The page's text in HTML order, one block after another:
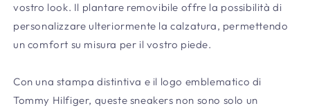
vostro look. Il plantare removibile offre la possibilità di
personalizzare ulteriormente la calzatura, permettendo
un comfort su misura per il vostro piede.
Con una stampa distintiva e il logo emblematico di
Tommy Hilfiger, queste sneakers non sono solo un